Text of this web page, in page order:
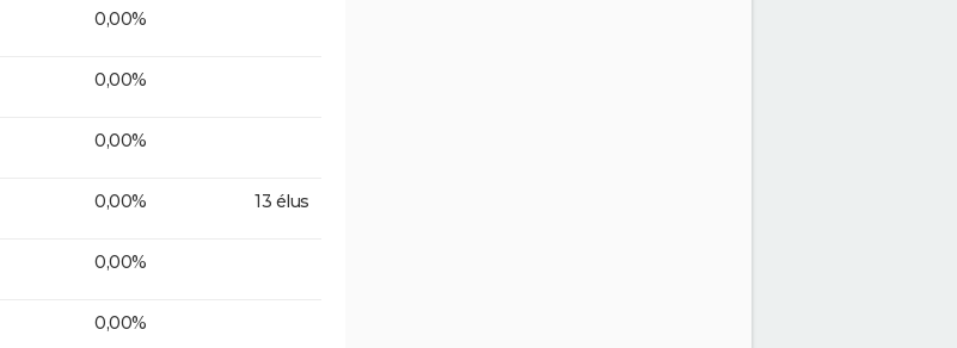
0,00%
0,00%
0,00%
0,00% 13 élus
0,00%
0,00%